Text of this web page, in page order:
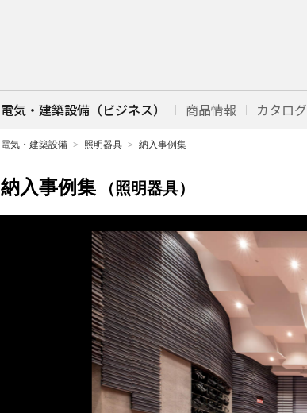
電気・建築設備（ビジネス） 商品情報 カタログ
電気・建築設備 照明器具 納入事例集
納入事例集 （照明器具）